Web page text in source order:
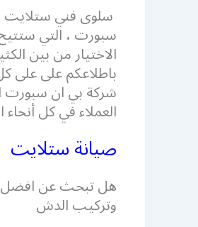
سلوى فني
سبورت ، التي
الاختيار من بين
باطلاعكم على على
شركة بي ان سبورت
العملاء في كل
صيانة ستلايت
هل تبحث عن
وتركيب الدش